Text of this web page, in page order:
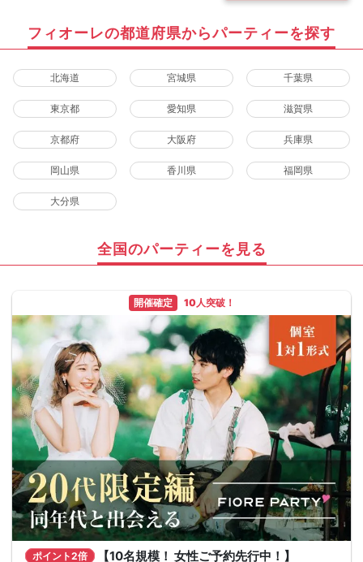
フィオーレの都道府県からパーティーを探す
北海道 宮城県 千葉県
東京都 愛知県 滋賀県
京都府 大阪府 兵庫県
岡山県 香川県 福岡県
大分県
全国のパーティーを見る
開催確定 10人突破！
ポイント2倍
【10名規模！ 女性ご予約先行中！】